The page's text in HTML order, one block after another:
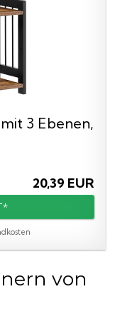
3 Ebenen,
20,39 EUR
von